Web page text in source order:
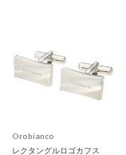
Orobianco
レクタングルロゴカフス